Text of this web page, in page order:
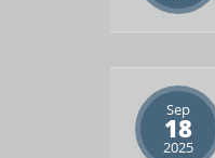
Sep
18
2025